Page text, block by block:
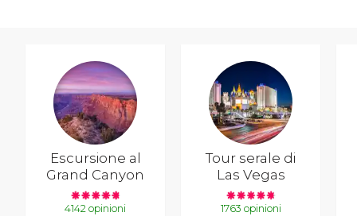
Escursione al
Grand Canyon
4142 opinioni
Tour serale di
Las Vegas
1763 opinioni